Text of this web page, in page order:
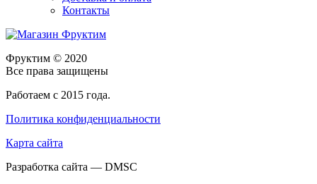
Контакты
Фруктим © 2020
Все права защищены
Работаем с 2015 года.
Политика конфиденциальности
Карта сайта
Разработка сайта — DMSC